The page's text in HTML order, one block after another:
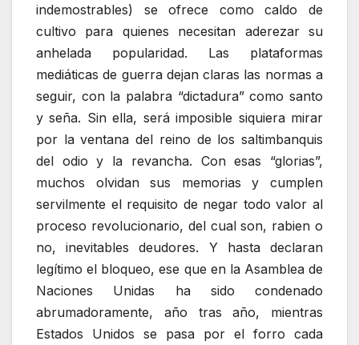
indemostrables) se ofrece como caldo de
cultivo para quienes necesitan aderezar su
anhelada popularidad. Las plataformas
mediáticas de guerra dejan claras las normas a
seguir, con la palabra “dictadura” como santo
y seña. Sin ella, será imposible siquiera mirar
por la ventana del reino de los saltimbanquis
del odio y la revancha. Con esas “glorias”,
muchos olvidan sus memorias y cumplen
servilmente el requisito de negar todo valor al
proceso revolucionario, del cual son, rabien o
no, inevitables deudores. Y hasta declaran
legítimo el bloqueo, ese que en la Asamblea de
Naciones Unidas ha sido condenado
abrumadoramente, año tras año, mientras
Estados Unidos se pasa por el forro cada